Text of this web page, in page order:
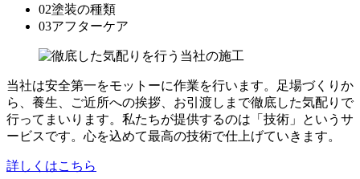
02塗装の種類
03アフターケア
当社は安全第一をモットーに作業を行います。足場づくりか
ら、養生、ご近所への挨拶、お引渡しまで徹底した気配りで
行ってまいります。私たちが提供するのは「技術」というサ
ービスです。心を込めて最高の技術で仕上げていきます。
詳しくはこちら